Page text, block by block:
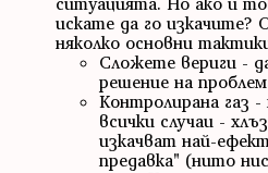
искате да го
няколко основни
Сложете вериги -
решение на
Контролирана газ
всички случаи -
изкачват най-
предавка" (нито